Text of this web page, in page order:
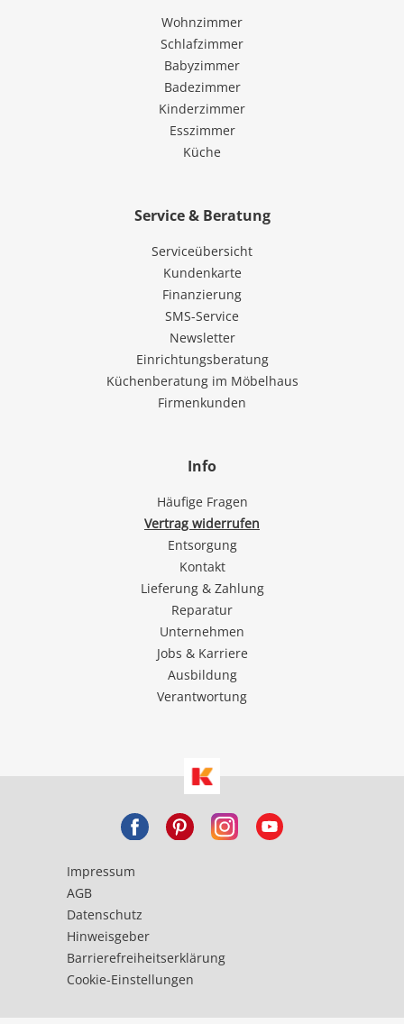
Wohnzimmer
Schlafzimmer
Babyzimmer
Badezimmer
Kinderzimmer
Esszimmer
Küche
Service & Beratung
Serviceübersicht
Kundenkarte
Finanzierung
SMS-Service
Newsletter
Einrichtungsberatung
Küchenberatung im Möbelhaus
Firmenkunden
Info
Häufige Fragen
Vertrag widerrufen
Entsorgung
Kontakt
Lieferung & Zahlung
Reparatur
Unternehmen
Jobs & Karriere
Ausbildung
Verantwortung
Impressum
AGB
Datenschutz
Hinweisgeber
Barrierefreiheitserklärung
Cookie-Einstellungen